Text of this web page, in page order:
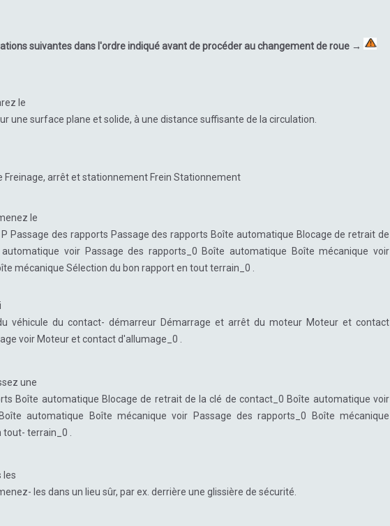
suivantes dans l'ordre indiqué avant de procéder au changement de roue →
le
une surface plane et solide, à une distance suffisante de la circulation.
arrêt et stationnement Frein Stationnement
le
Passage des rapports Passage des rapports Boîte automatique Blocage de retrait de
voir Passage des rapports_0 Boîte automatique Boîte mécanique voir
mécanique Sélection du bon rapport en tout terrain_0 .
véhicule du contact- démarreur Démarrage et arrêt du moteur Moteur et contact
voir Moteur et contact d'allumage_0 .
une
Boîte automatique Blocage de retrait de la clé de contact_0 Boîte automatique voir
automatique Boîte mécanique voir Passage des rapports_0 Boîte mécanique
terrain_0 .
les
les dans un lieu sûr, par ex. derrière une glissière de sécurité.